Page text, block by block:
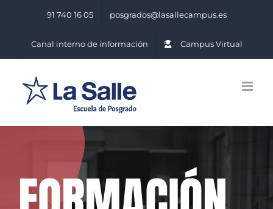
91 740 16 05 posgrados@lasallecampus.es
Canal interno de información Campus Virtual